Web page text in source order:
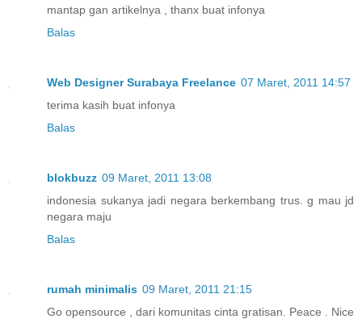
mantap gan artikelnya , thanx buat infonya
Balas
Web Designer Surabaya Freelance 07 Maret, 2011 14:57
terima kasih buat infonya
Balas
blokbuzz 09 Maret, 2011 13:08
indonesia sukanya jadi negara berkembang trus. g mau jd
negara maju
Balas
rumah minimalis 09 Maret, 2011 21:15
Go opensource , dari komunitas cinta gratisan. Peace . Nice